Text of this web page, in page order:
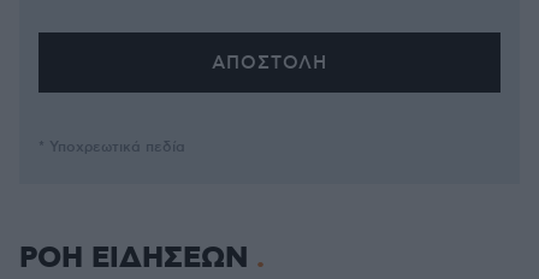
* Υποχρεωτικά πεδία
ΡΟΗ ΕΙΔΗΣΕΩΝ